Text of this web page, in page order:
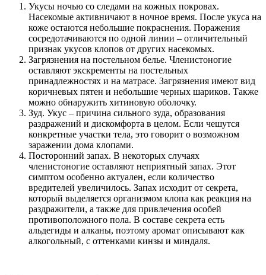
Укусы ночью со следами на кожных покровах.
Насекомые активничают в ночное время. После укуса на
коже остаются небольшие покраснения. Поражения
сосредотачиваются по одной линии – отличительный
признак укусов клопов от других насекомых.
Загрязнения на постельном белье. Членистоногие
оставляют экскременты на постельных
принадлежностях и на матрасе. Загрязнения имеют вид
коричневых пятен и небольшие черных шариков. Также
можно обнаружить хитиновую оболочку.
Зуд. Укус – причина сильного зуда, образования
раздражений и дискомфорта в целом. Если чешутся
конкретные участки тела, это говорит о возможном
заражении дома клопами.
Посторонний запах. В некоторых случаях
членистоногие оставляют неприятный запах. Этот
симптом особенно актуален, если количество
вредителей увеличилось. Запах исходит от секрета,
который выделяется организмом клопа как реакция на
раздражители, а также для привлечения особей
противоположного пола. В составе секрета есть
альдегиды и алканы, поэтому аромат описывают как
алкогольный, с оттенками кинзы и миндаля.